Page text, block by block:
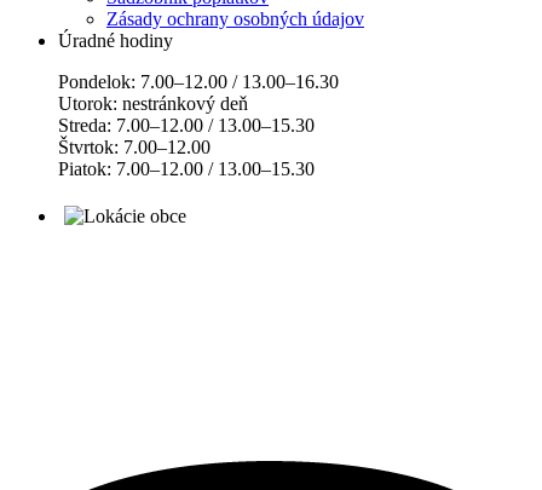
Zásady ochrany osobných údajov
Úradné hodiny
Pondelok: 7.00–12.00 / 13.00–16.30
Utorok: nestránkový deň
Streda: 7.00–12.00 / 13.00–15.30
Štvrtok: 7.00–12.00
Piatok: 7.00–12.00 / 13.00–15.30